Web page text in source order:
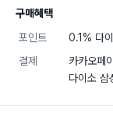
구매혜택
포인트
0.1% 다
결제
카카오페
다이소 삼